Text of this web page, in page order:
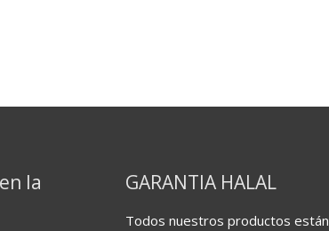
la
GARANTIA HALAL
Todos nuestros productos están